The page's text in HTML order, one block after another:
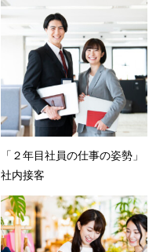
「２年目社員の仕事の姿勢」
社内接客